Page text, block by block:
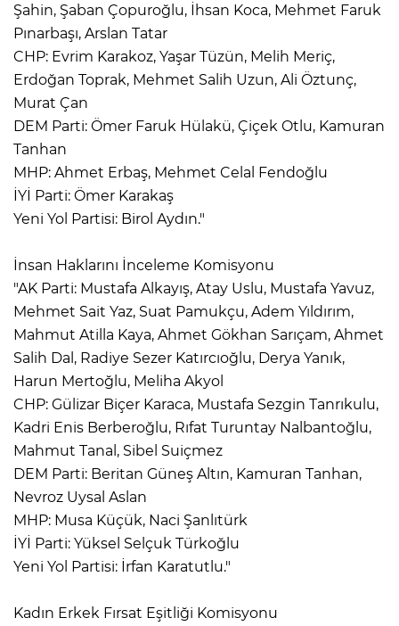
Şahin, Şaban Çopuroğlu, İhsan Koca, Mehmet Faruk
Pınarbaşı, Arslan Tatar
CHP: Evrim Karakoz, Yaşar Tüzün, Melih Meriç,
Erdoğan Toprak, Mehmet Salih Uzun, Ali Öztunç,
Murat Çan
DEM Parti: Ömer Faruk Hülakü, Çiçek Otlu, Kamuran
Tanhan
MHP: Ahmet Erbaş, Mehmet Celal Fendoğlu
İYİ Parti: Ömer Karakaş
Yeni Yol Partisi: Birol Aydın."
İnsan Haklarını İnceleme Komisyonu
"AK Parti: Mustafa Alkayış, Atay Uslu, Mustafa Yavuz,
Mehmet Sait Yaz, Suat Pamukçu, Adem Yıldırım,
Mahmut Atilla Kaya, Ahmet Gökhan Sarıçam, Ahmet
Salih Dal, Radiye Sezer Katırcıoğlu, Derya Yanık,
Harun Mertoğlu, Meliha Akyol
CHP: Gülizar Biçer Karaca, Mustafa Sezgin Tanrıkulu,
Kadri Enis Berberoğlu, Rıfat Turuntay Nalbantoğlu,
Mahmut Tanal, Sibel Suiçmez
DEM Parti: Beritan Güneş Altın, Kamuran Tanhan,
Nevroz Uysal Aslan
MHP: Musa Küçük, Naci Şanlıtürk
İYİ Parti: Yüksel Selçuk Türkoğlu
Yeni Yol Partisi: İrfan Karatutlu."
Kadın Erkek Fırsat Eşitliği Komisyonu